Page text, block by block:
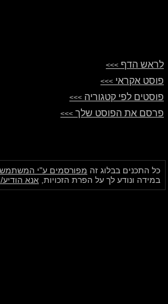
לראש הדף >>>
פוסט אקראי >>>
פוסטים לפי קטגוריה >>>
פרסם את הפוסט שלך >>>
כל התכנים בבלוג זה מפורסמים ע"י
במידה ונודע לך על הפרת הזכויות, אנא הודיע/